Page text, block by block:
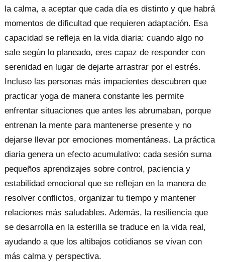
la calma, a aceptar que cada día es distinto y que habrá
momentos de dificultad que requieren adaptación. Esa
capacidad se refleja en la vida diaria: cuando algo no
sale según lo planeado, eres capaz de responder con
serenidad en lugar de dejarte arrastrar por el estrés.
Incluso las personas más impacientes descubren que
practicar yoga de manera constante les permite
enfrentar situaciones que antes les abrumaban, porque
entrenan la mente para mantenerse presente y no
dejarse llevar por emociones momentáneas. La práctica
diaria genera un efecto acumulativo: cada sesión suma
pequeños aprendizajes sobre control, paciencia y
estabilidad emocional que se reflejan en la manera de
resolver conflictos, organizar tu tiempo y mantener
relaciones más saludables. Además, la resiliencia que
se desarrolla en la esterilla se traduce en la vida real,
ayudando a que los altibajos cotidianos se vivan con
más calma y perspectiva.